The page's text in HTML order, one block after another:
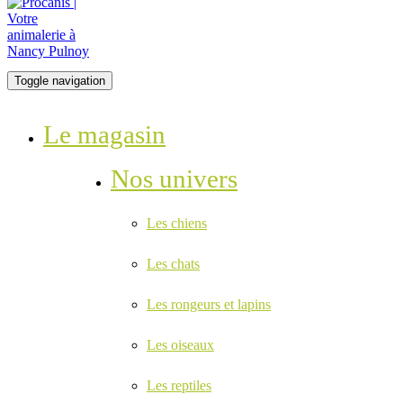
Toggle navigation
Le magasin
Nos univers
Les chiens
Les chats
Les rongeurs et lapins
Les oiseaux
Les reptiles